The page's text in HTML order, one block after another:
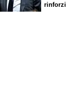
rinforzi